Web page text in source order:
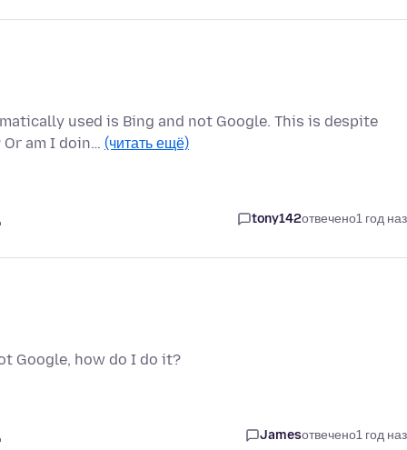
used is Bing and not Google. This is despite
am I doin… (читать ещё)
tony142отвечено1 год
Google, how do I do it?
Jamesотвечено1 год